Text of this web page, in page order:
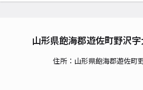
山形県飽海郡遊佐町野沢
住所：山形県飽海郡遊佐町